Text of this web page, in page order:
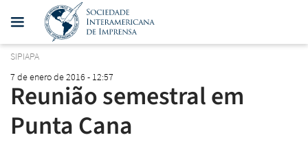
SIPIAPA
7 de enero de 2016 - 12:57
Reunião semestral em
Punta Cana